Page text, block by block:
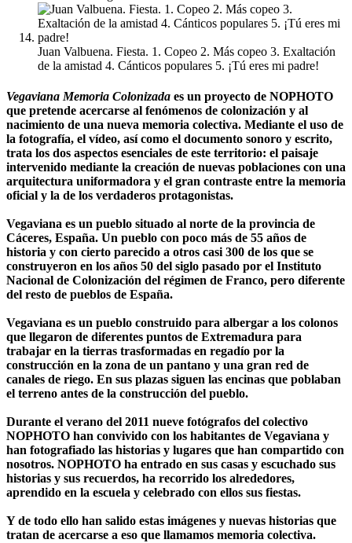
Juan Valbuena. Fiesta. 1. Copeo 2. Más copeo 3. Exaltación
de la amistad 4. Cánticos populares 5. ¡Tú eres mi padre!
Vegaviana Memoria Colonizada es un proyecto de NOPHOTO
que pretende acercarse al fenómenos de colonización y al
nacimiento de una nueva memoria colectiva. Mediante el uso de
la fotografía, el vídeo, así como el documento sonoro y escrito,
trata los dos aspectos esenciales de este territorio: el paisaje
intervenido mediante la creación de nuevas poblaciones con una
arquitectura uniformadora y el gran contraste entre la memoria
oficial y la de los verdaderos protagonistas.
Vegaviana es un pueblo situado al norte de la provincia de
Cáceres, España. Un pueblo con poco más de 55 años de
historia y con cierto parecido a otros casi 300 de los que se
construyeron en los años 50 del siglo pasado por el Instituto
Nacional de Colonización del régimen de Franco, pero diferente
del resto de pueblos de España.
Vegaviana es un pueblo construido para albergar a los colonos
que llegaron de diferentes puntos de Extremadura para
trabajar en la tierras trasformadas en regadío por la
construcción en la zona de un pantano y una gran red de
canales de riego. En sus plazas siguen las encinas que poblaban
el terreno antes de la construcción del pueblo.
Durante el verano del 2011 nueve fotógrafos del colectivo
NOPHOTO han convivido con los habitantes de Vegaviana y
han fotografiado las historias y lugares que han compartido con
nosotros. NOPHOTO ha entrado en sus casas y escuchado sus
historias y sus recuerdos, ha recorrido los alrededores,
aprendido en la escuela y celebrado con ellos sus fiestas.
Y de todo ello han salido estas imágenes y nuevas historias que
tratan de acercarse a eso que llamamos memoria colectiva.